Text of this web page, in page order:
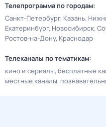
Телепрограмма по городам:
Санкт-Петербург Казань
Екатеринбург Новосибирск
Ростов-на-Дону Краснодар
Телеканалы по тематикам:
кино и сериалы бесплатные
местные каналы